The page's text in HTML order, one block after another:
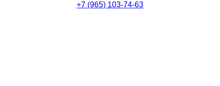
+7 (965) 103-74-63